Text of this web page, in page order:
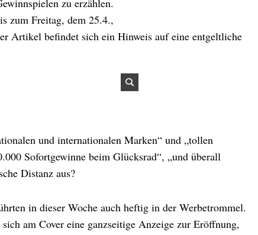
zu erzählen.
zum Freitag, dem 25.4.,
Artikel befindet sich ein Hinweis auf eine entgeltliche
und internationalen Marken“ und „tollen
Sofortgewinne beim Glücksrad“, „und überall
Distanz aus?
in dieser Woche auch heftig in der Werbetrommel.
am Cover eine ganzseitige Anzeige zur Eröffnung,